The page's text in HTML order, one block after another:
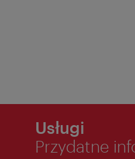
Usługi
Przydatne